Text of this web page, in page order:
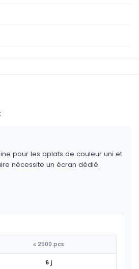
pour les aplats de couleur uni et
nécessite un écran dédié.
≤ 2500 pcs
6 j